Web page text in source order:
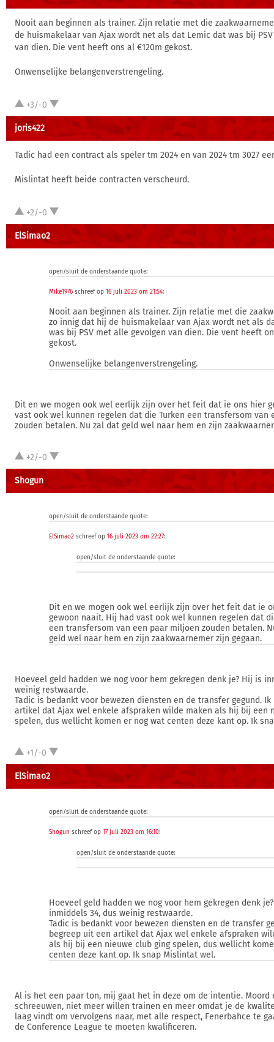
Nooit aan beginnen als trainer. Zijn relatie met die
de huismakelaar van Ajax wordt net als dat Lemic dat was bij
van dien. Die vent heeft ons al €120m gekost.
Onwenselijke belangenverstrengeling.
+3/-0
joris422
Tadic had een contract als speler tm 2024 en van 2024 tm 3027
Mislintat heeft beide contracten verscheurd.
+2/-0
ElSimao2
open/sluit de onderstaande quote:
Mike1976 schreef op 16 juli 2023 om 21:54:
Nooit aan beginnen als trainer. Zijn relatie met die
zo innig dat hij de huismakelaar van Ajax wordt net als
was bij PSV met alle gevolgen van dien. Die vent heeft
gekost.
Onwenselijke belangenverstrengeling.
Dit en we mogen ook wel eerlijk zijn over het feit dat ie ons hier
vast ook wel kunnen regelen dat die Turken een transfersom van
zouden betalen. Nu zal dat geld wel naar hem en zijn
+2/-0
Shogun
open/sluit de onderstaande quote:
ElSimao2 schreef op 16 juli 2023 om 22:27:
open/sluit de onderstaande quote:
Dit en we mogen ook wel eerlijk zijn over het feit dat ie
gewoon naait. Hij had vast ook wel kunnen regelen dat
een transfersom van een paar miljoen zouden betalen.
geld wel naar hem en zijn zaakwaarnemer zijn gegaan.
Hoeveel geld hadden we nog voor hem gekregen denk je? Hij is
weinig restwaarde.
Tadic is bedankt voor bewezen diensten en de transfer gegund.
artikel dat Ajax wel enkele afspraken wilde maken als hij bij een
spelen, dus wellicht komen er nog wat centen deze kant op. Ik
+1/-0
ElSimao2
open/sluit de onderstaande quote:
Shogun schreef op 17 juli 2023 om 16:10:
open/sluit de onderstaande quote:
Hoeveel geld hadden we nog voor hem gekregen denk
inmiddels 34, dus weinig restwaarde.
Tadic is bedankt voor bewezen diensten en de transfer
begreep uit een artikel dat Ajax wel enkele afspraken
als hij bij een nieuwe club ging spelen, dus wellicht
centen deze kant op. Ik snap Mislintat wel.
Al is het een paar ton, mij gaat het in deze om de intentie. Moord
schreeuwen, niet meer willen trainen en meer omdat je de
laag vindt om vervolgens naar, met alle respect, Fenerbahce te
de Conference League te moeten kwalificeren.